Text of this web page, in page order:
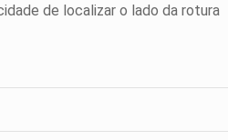
de localizar o lado da rotura